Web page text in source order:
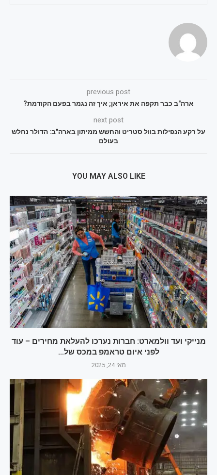
previous post
ארה"ב כבר תקפה את איראן; איך זה נגמר בפעם הקודמת?
next post
על רקע הנפילות בוול סטריט והחשש ממיתון בארה"ב: הדולר נחלש
בעולם
YOU MAY ALSO LIKE
מנייקי ועד וולמארט: חברות נערכו להעלאת מחירים – עוד
לפני איום טראמפ במכס של...
מאי 24, 2025